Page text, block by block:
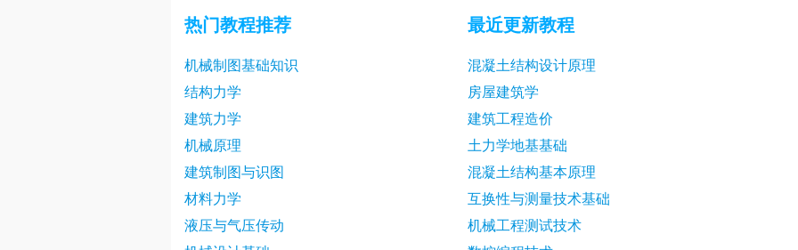
材料力学28讲
材料力学31讲 材料力学32讲
材料力学34讲 材料力学35讲
材料力学37讲 材料力学38讲
材料力学40讲 材料力学41讲
热门教程推荐
机械制图基础知识
结构力学
建筑力学
机械原理
建筑制图与识图
材料力学
液压与气压传动
最近更新教程
混凝土结构设计原理
房屋建筑学
建筑工程造价
土力学地基基础
混凝土结构基本原理
互换性与测量技术基础
机械工程测试技术